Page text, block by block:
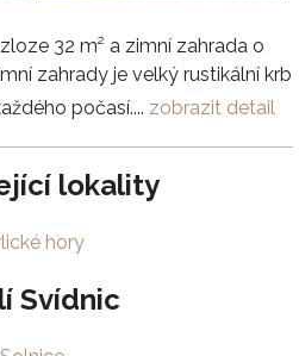
32 m² a zimní zahrada o
zahrady je velký rustikální krb
počasí.... zobrazit detail
lokality
hory
Svídnic